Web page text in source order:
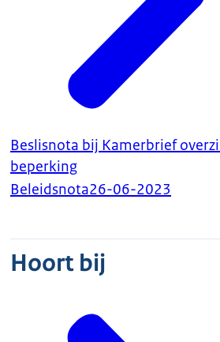
Beslisnota bij Kamerbrief
beperking
Beleidsnota26-06-2023
Hoort bij